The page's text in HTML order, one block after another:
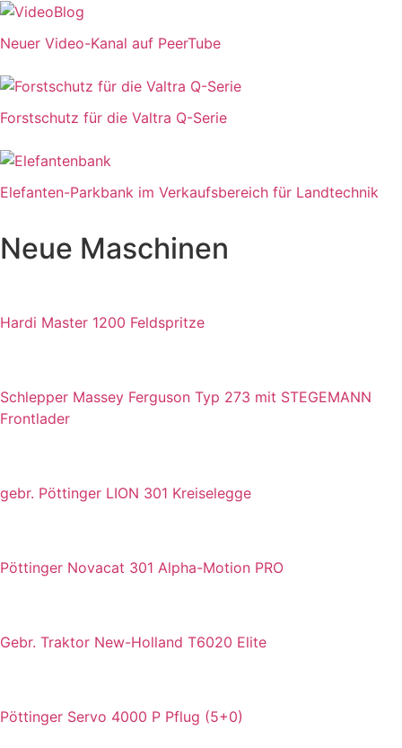
Neuer Video-Kanal auf PeerTube
Forstschutz für die Valtra Q-Serie
Elefanten-Parkbank im Verkaufsbereich für Landtechnik
Neue Maschinen
Hardi Master 1200 Feldspritze
Schlepper Massey Ferguson Typ 273 mit STEGEMANN
Frontlader
gebr. Pöttinger LION 301 Kreiselegge
Pöttinger Novacat 301 Alpha-Motion PRO
Gebr. Traktor New-Holland T6020 Elite
Pöttinger Servo 4000 P Pflug (5+0)